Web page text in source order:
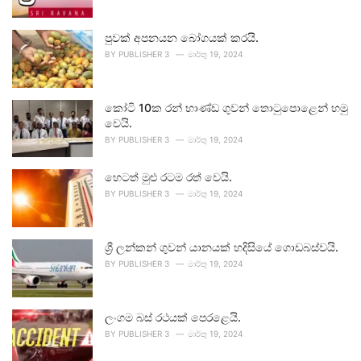
පුවක් අපනයන බෝගයක් කරයි.
BY PUBLISHER 3 මාර්තු 19, 2024
කෝටි 10ක රන් භාණ්ඩ ගුවන් තොටුපොළෙන් හමු
වෙයි.
BY PUBLISHER 3 මාර්තු 19, 2024
හෙටත් මුළු රටම රත් වෙයි.
BY PUBLISHER 3 මාර්තු 19, 2024
ශ්‍රී ලන්කන් ගුවන් යානයක් හදිසියේ ගොඩබස්වයි.
BY PUBLISHER 3 මාර්තු 19, 2024
ලංගම බස් රථයක් පෙරළෙයි.
BY PUBLISHER 3 මාර්තු 19, 2024